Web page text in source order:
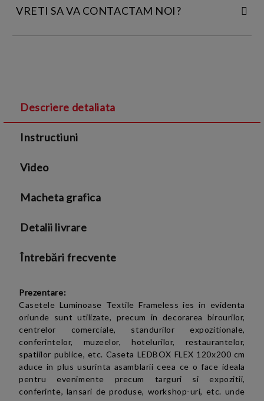
VRETI SA VA CONTACTAM NOI?
Politica de confidentialitate
Descriere detaliata
Instructiuni
Video
Macheta grafica
Detalii livrare
Întrebări frecvente
Prezentare:
Casetele Luminoase Textile Frameless ies in evidenta
oriunde sunt utilizate, precum in decorarea birourilor,
centrelor comerciale, standurilor expozitionale,
conferintelor, muzeelor, hotelurilor, restaurantelor,
spatiilor publice, etc. Caseta LEDBOX FLEX 120x200 cm
aduce in plus usurinta asamblarii ceea ce o face ideala
pentru evenimente precum targuri si expozitii,
conferinte, lansari de produse, workshop-uri, etc. unde